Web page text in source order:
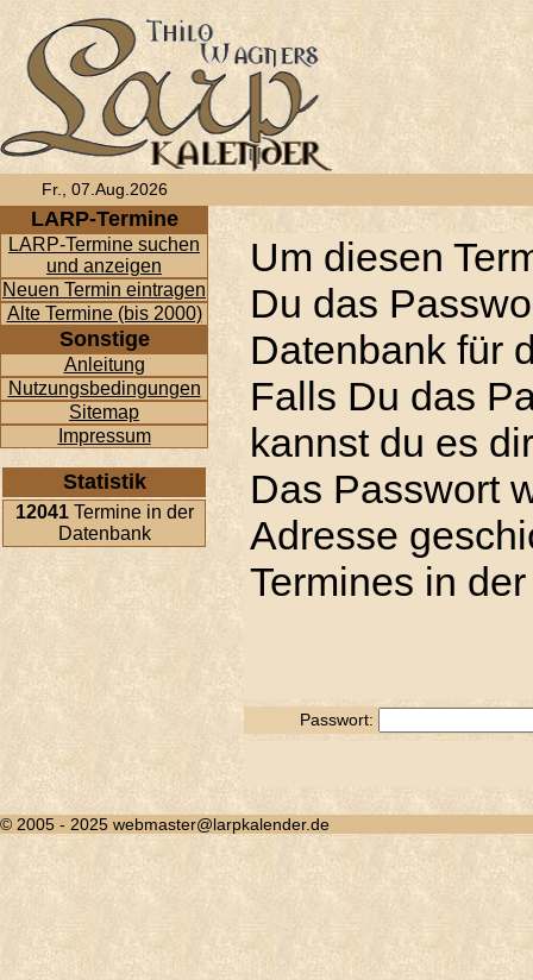
Fr., 07.Aug.2026
LARP-Termine
LARP-Termine suchen
und anzeigen
Neuen Termin eintragen
Alte Termine (bis 2000)
Sonstige
Anleitung
Nutzungsbedingungen
Sitemap
Impressum
Statistik
12041Termine in der
Datenbank
Um diesen
Du das
Datenbank für
Falls Du das
kannst du es
Das Passwort
Adresse
Termines in
Passwort:
© 2005 - 2025 webmaster@larpkalender.de